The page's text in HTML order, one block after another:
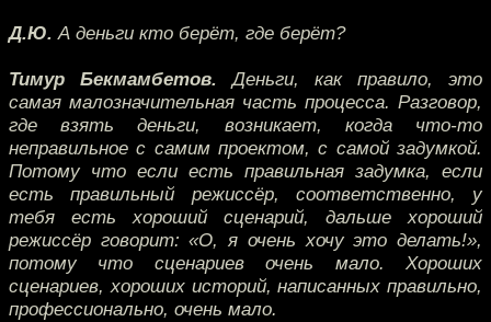
Д.Ю. А деньги кто берёт, где берёт?
Тимур Бекмамбетов. Деньги, как правило, это
самая малозначительная часть процесса. Разговор,
где взять деньги, возникает, когда что-то
неправильное с самим проектом, с самой задумкой.
Потому что если есть правильная задумка, если
есть правильный режиссёр, соответственно, у
тебя есть хороший сценарий, дальше хороший
режиссёр говорит: «О, я очень хочу это делать!»,
потому что сценариев очень мало. Хороших
сценариев, хороших историй, написанных правильно,
профессионально, очень мало.